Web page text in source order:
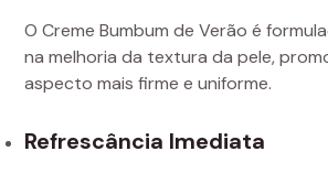
O Creme Bumbum de Verão é
na melhoria da textura da pele,
aspecto mais firme e uniforme.
Refrescância Imediata